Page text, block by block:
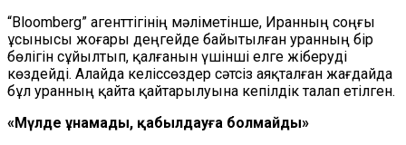
“Bloomberg” агенттігінің мәліметінше, Иранның соңғы
ұсынысы жоғары деңгейде байытылған уранның бір
бөлігін сұйылтып, қалғанын үшінші елге жіберуді
көздейді. Алайда келіссөздер сәтсіз аяқталған жағдайда
бұл уранның қайта қайтарылуына кепілдік талап етілген.
«Мүлде ұнамады, қабылдауға болмайды»